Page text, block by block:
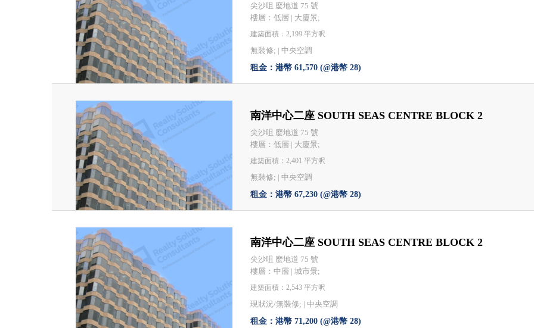
尖沙咀 麼地道 75 號
樓層：低層 | 大廈景;
建築面積：2,199 平方呎
無裝修; |中央空調
租金：港幣 61,570 (@港幣 28)
南洋中心二座 SOUTH SEAS CENTRE BLOCK 2
尖沙咀 麼地道 75 號
樓層：低層 | 大廈景;
建築面積：2,401 平方呎
無裝修; |中央空調
租金：港幣 67,230 (@港幣 28)
南洋中心二座 SOUTH SEAS CENTRE BLOCK 2
尖沙咀 麼地道 75 號
樓層：中層 | 城市景;
建築面積：2,543 平方呎
現狀況/無裝修; |中央空調
租金：港幣 71,200 (@港幣 28)